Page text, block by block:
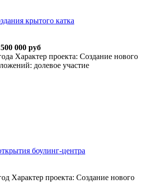
крытого катка
000 руб
Характер проекта: Создание нового
долевое участие
боулинг-центра
Характер проекта: Создание нового